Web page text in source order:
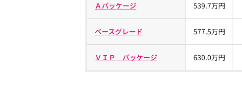
Ａパッケージ 539.7万円
ベースグレード 577.5万円
ＶＩＰ パッケージ 630.0万円